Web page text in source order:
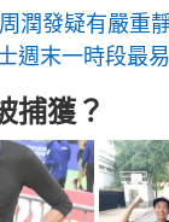
潤發疑有嚴重
週末一時段最
捕獲？